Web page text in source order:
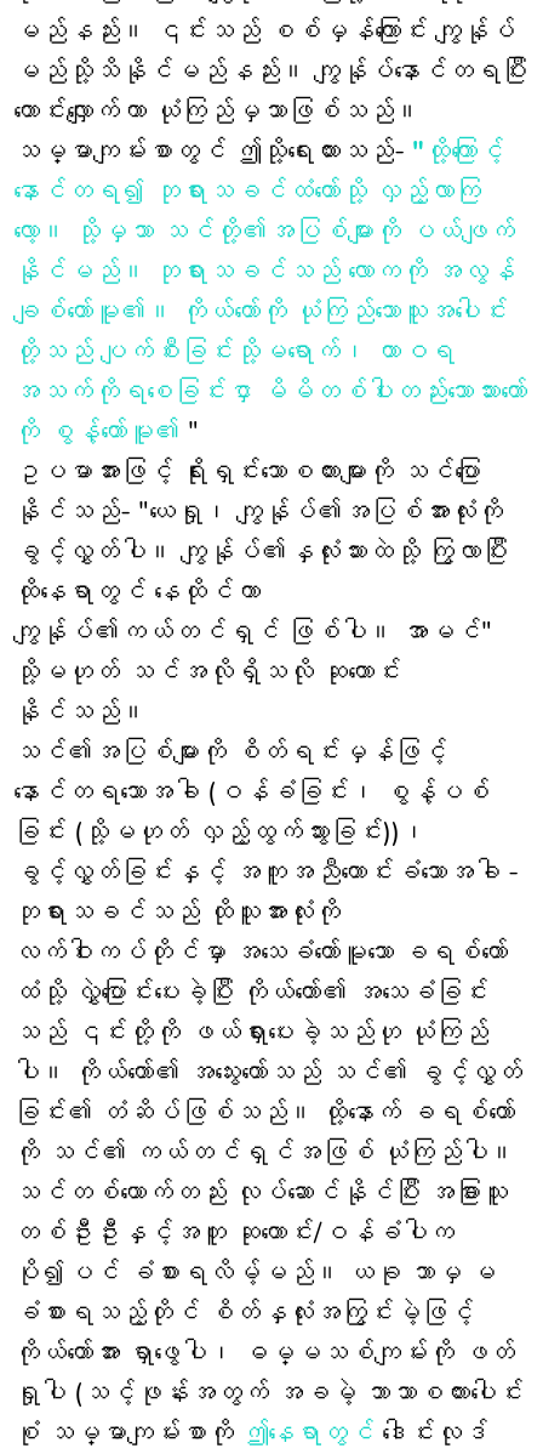
မည်နည်း။ ၎င်းသည် စစ်မှန်ကြောင်း ကျွန်ုပ်
မည်သို့သိနိုင်မည်နည်း။ ကျွန်ုပ်နောင်တရပြီး
တောင်းလျှောက်ကာ ယုံကြည်မှသာဖြစ်သည်။
သမ္မာကျမ်းစာတွင် ဤသို့ရေးထားသည်- "ထို့ကြောင့်
နောင်တရ၍ ဘုရားသခင်ထံတော်သို့ လှည့်လာကြ
လော့။ သို့မှသာ သင်တို့၏အပြစ်များကို ပယ်ဖျက်
နိုင်မည်။
ဘုရားသခင်သည် လောကကို အလွန်
ချစ်တော်မူ၏။ ကိုယ်တော်ကို ယုံကြည်သောသူအပေါင်း
တို့သည် ပျက်စီးခြင်းသို့မရောက်၊ ထာဝရ
အသက်ကိုရစေခြင်းငှာ မိမိတစ်ပါးတည်းသောသားတော်
ကို စွန့်တော်မူ၏ "
ဥပမာအားဖြင့် ရိုးရှင်းသောစကားများကို သင်ပြော
နိုင်သည်- "ယေရှု၊ ကျွန်ုပ်၏အပြစ်အားလုံးကို
ခွင့်လွှတ်ပါ။ ကျွန်ုပ်၏နှလုံးသားထဲသို့ ကြွလာပြီး
ထိုနေရာတွင် နေထိုင်ကာ
ကျွန်ုပ်၏ကယ်တင်ရှင် ဖြစ်ပါ။ အာမင်"
သို့မဟုတ် သင်အလိုရှိသလို ဆုတောင်း
နိုင်သည်။
သင်၏အပြစ်များကို စိတ်ရင်းမှန်ဖြင့်
နောင်တရသောအခါ (ဝန်ခံခြင်း၊ စွန့်ပစ်
ခြင်း (သို့မဟုတ် လှည့်ထွက်သွားခြင်း))၊
ခွင့်လွှတ်ခြင်းနှင့် အကူအညီတောင်းခံသောအခါ -
ဘုရားသခင်သည် ထိုသူအားလုံးကို
လက်ဝါးကပ်တိုင်မှာ အသေခံတော်မူသော ခရစ်တော်
ထံသို့ လွှဲပြောင်းပေးခဲ့ပြီး ကိုယ်တော်၏ အသေခံခြင်း
သည် ၎င်းတို့ကို ဖယ်ရှားပေးခဲ့သည်ဟု ယုံကြည်
ပါ။ ကိုယ်တော်၏ အသွေးတော်သည် သင်၏ ခွင့်လွှတ်
ခြင်း၏ တံဆိပ်ဖြစ်သည်။ ထို့နောက် ခရစ်တော်
ကို သင်၏ ကယ်တင်ရှင်အဖြစ် ယုံကြည်ပါ။
သင်တစ်ယောက်တည်း လုပ်ဆောင်နိုင်ပြီး အခြားသူ
တစ်ဦးဦးနှင့်အတူ ဆုတောင်း/ဝန်ခံပါက
ပို၍ပင် ခံစားရလိမ့်မည်။ ယခု ဘာမှ မ
ခံစားရသည့်တိုင် စိတ်နှလုံးအကြွင်းမဲ့ဖြင့်
ကိုယ်တော်အား ရှာဖွေပါ၊ ဓမ္မသစ်ကျမ်းကို ဖတ်
ရှုပါ (သင့်ဖုန်းအတွက် အခမဲ့ ဘာသာစကားပေါင်း
စုံ သမ္မာကျမ်းစာကို ဤနေရာတွင် ဒေါင်းလုဒ်